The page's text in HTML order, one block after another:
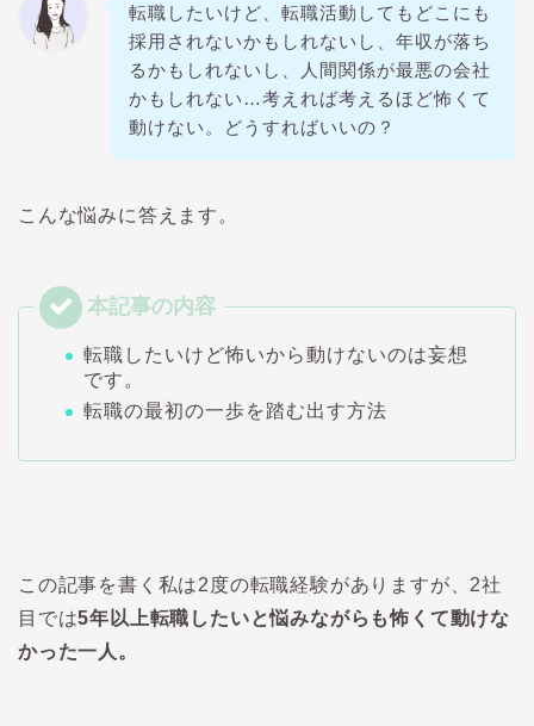
転職したいけど、転職活動してもどこにも
採用されないかもしれないし、年収が落ち
るかもしれないし、人間関係が最悪の会社
かもしれない…考えれば考えるほど怖くて
動けない。どうすればいいの？
こんな悩みに答えます。
転職したいけど怖いから動けないのは妄想
です。
転職の最初の一歩を踏む出す方法
この記事を書く私は2度の転職経験がありますが、2社
目では5年以上転職したいと悩みながらも怖くて動けな
かった一人。